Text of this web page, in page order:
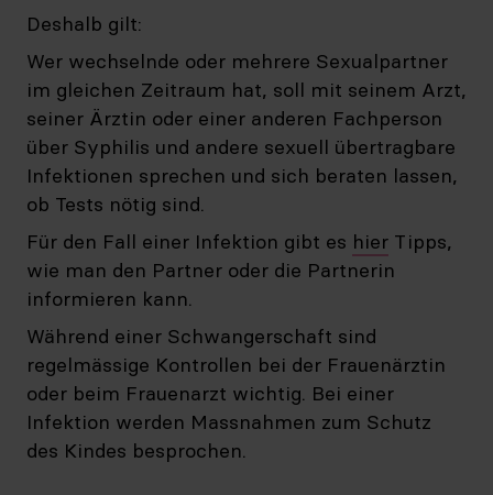
Deshalb gilt:
Wer wechselnde oder mehrere Sexualpartner
im gleichen Zeitraum hat, soll mit seinem Arzt,
seiner Ärztin oder einer anderen Fachperson
über Syphilis und andere sexuell übertragbare
Infektionen sprechen und sich beraten lassen,
ob Tests nötig sind.
Für den Fall einer Infektion gibt es hier Tipps,
wie man den Partner oder die Partnerin
informieren kann.
Während einer Schwangerschaft sind
regelmässige Kontrollen bei der Frauenärztin
oder beim Frauenarzt wichtig. Bei einer
Infektion werden Massnahmen zum Schutz
des Kindes besprochen.